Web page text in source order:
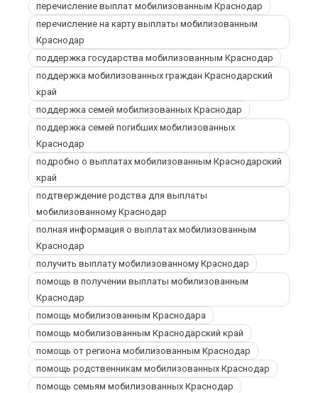
перечисление выплат мобилизованным Краснодар
перечисление на карту выплаты мобилизованным
Краснодар
поддержка государства мобилизованным Краснодар
поддержка мобилизованных граждан Краснодарский
край
поддержка семей мобилизованных Краснодар
поддержка семей погибших мобилизованных
Краснодар
подробно о выплатах мобилизованным Краснодарский
край
подтверждение родства для выплаты
мобилизованному Краснодар
полная информация о выплатах мобилизованным
Краснодар
получить выплату мобилизованному Краснодар
помощь в получении выплаты мобилизованным
Краснодар
помощь мобилизованным Краснодара
помощь мобилизованным Краснодарский край
помощь от региона мобилизованным Краснодар
помощь родственникам мобилизованных Краснодар
помощь семьям мобилизованных Краснодар